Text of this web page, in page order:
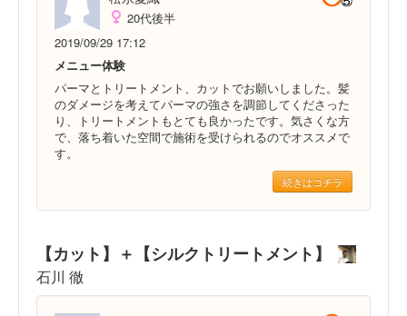
20代後半
2019/09/29 17:12
メニュー体験
パーマとトリートメント、カットでお願いしました。髪
のダメージを考えてパーマの強さを調節してくださった
り、トリートメントもとても良かったです。気さくな方
で、落ち着いた空間で施術を受けられるのでオススメで
す。
続きはコチラ
【カット】＋【シルクトリートメント】
石川 徹